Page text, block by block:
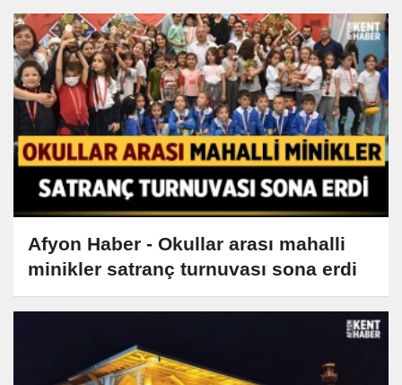
Afyon Haber - Okullar arası mahalli
minikler satranç turnuvası sona erdi